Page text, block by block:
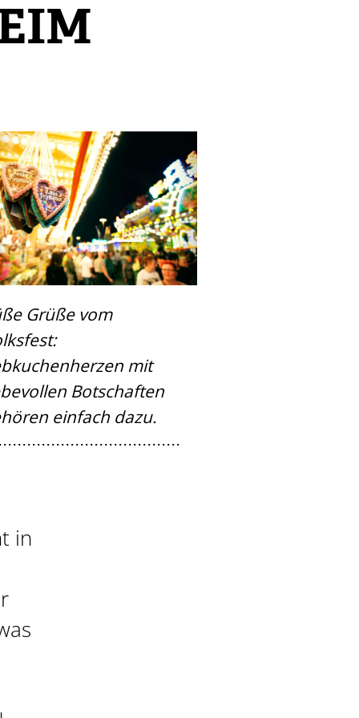
Grüße vom
mit
Botschaften
einfach dazu.
in